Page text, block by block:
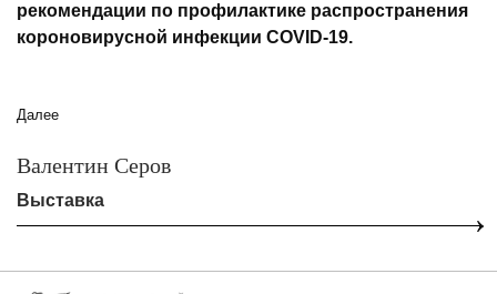
рекомендации по профилактике распространения
короновирусной инфекции COVID-19.
Далее
Валентин Серов
Выставка